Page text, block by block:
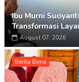
Ibu Murni
Transformasi
August 07, 2026
Berita Bima